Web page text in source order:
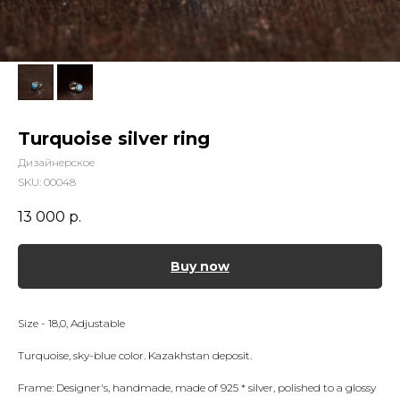
Turquoise silver ring
Дизайнерское
SKU: 00048
13 000 р.
Buy now
Size - 18,0, Adjustable
Turquoise, sky-blue color. Kazakhstan deposit.
Frame: Designer's, handmade, made of 925 * silver, polished to a glossy